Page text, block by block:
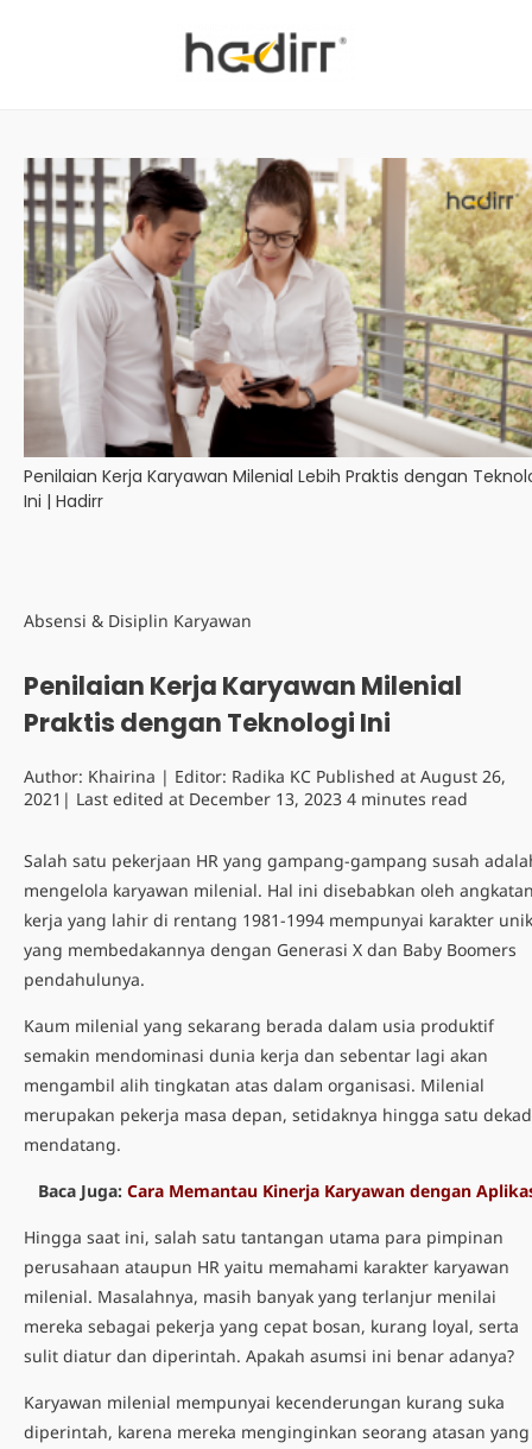
Penilaian Kerja Karyawan Milenial Lebih Praktis dengan
Ini | Hadirr
Absensi & Disiplin Karyawan
Penilaian Kerja Karyawan Milenial
Praktis dengan Teknologi Ini
Author: Khairina | Editor: Radika KC Published at August 26,
2021 | Last edited at December 13, 2023 4 minutes read
Salah satu pekerjaan HR yang gampang-gampang susah
mengelola karyawan milenial. Hal ini disebabkan oleh
kerja yang lahir di rentang 1981-1994 mempunyai karakter unik
yang membedakannya dengan Generasi X dan Baby Boomers
pendahulunya.
Kaum milenial yang sekarang berada dalam usia produktif
semakin mendominasi dunia kerja dan sebentar lagi akan
mengambil alih tingkatan atas dalam organisasi. Milenial
merupakan pekerja masa depan, setidaknya hingga satu
mendatang.
Baca Juga: Cara Memantau Kinerja Karyawan dengan
Hingga saat ini, salah satu tantangan utama para pimpinan
perusahaan ataupun HR yaitu memahami karakter karyawan
milenial. Masalahnya, masih banyak yang terlanjur menilai
mereka sebagai pekerja yang cepat bosan, kurang loyal, serta
sulit diatur dan diperintah. Apakah asumsi ini benar adanya?
Karyawan milenial mempunyai kecenderungan kurang suka
diperintah, karena mereka menginginkan seorang atasan yang